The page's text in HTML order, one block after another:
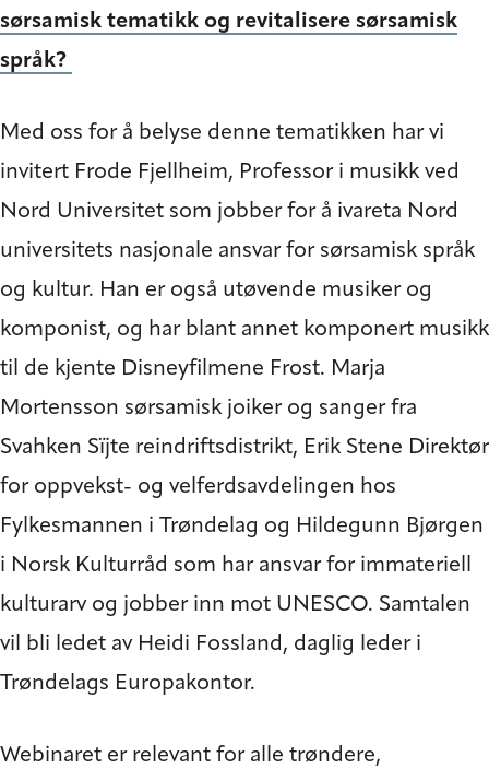
sørsamisk tematikk og revitalisere sørsamisk
språk?
Med oss for å belyse denne tematikken har vi
invitert Frode Fjellheim, Professor i musikk ved
Nord Universitet som jobber for å ivareta Nord
universitets nasjonale ansvar for sørsamisk språk
og kultur. Han er også utøvende musiker og
komponist, og har blant annet komponert musikk
til de kjente Disneyfilmene Frost. Marja
Mortensson sørsamisk joiker og sanger fra
Svahken Sïjte reindriftsdistrikt, Erik Stene Direktør
for oppvekst- og velferdsavdelingen hos
Fylkesmannen i Trøndelag og Hildegunn Bjørgen
i Norsk Kulturråd som har ansvar for immateriell
kulturarv og jobber inn mot UNESCO. Samtalen
vil bli ledet av Heidi Fossland, daglig leder i
Trøndelags Europakontor.
Webinaret er relevant for alle trøndere,